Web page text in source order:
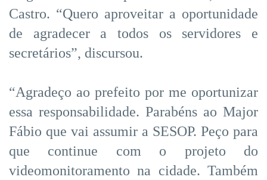
Castro. “Quero aproveitar a oportunidade
de agradecer a todos os servidores e
secretários”, discursou.
“Agradeço ao prefeito por me oportunizar
essa responsabilidade. Parabéns ao Major
Fábio que vai assumir a SESOP. Peço para
que continue com o projeto do
videomonitoramento na cidade. Também